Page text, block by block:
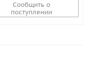
Сообщить о
поступлении